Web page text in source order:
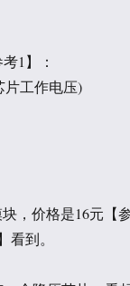
1】：
片工作电压)
，价格是16元【
到。